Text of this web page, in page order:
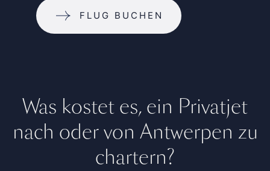
FLUG BUCHEN
Was kostet es, ein Privatjet
nach oder von Antwerpen zu
chartern?